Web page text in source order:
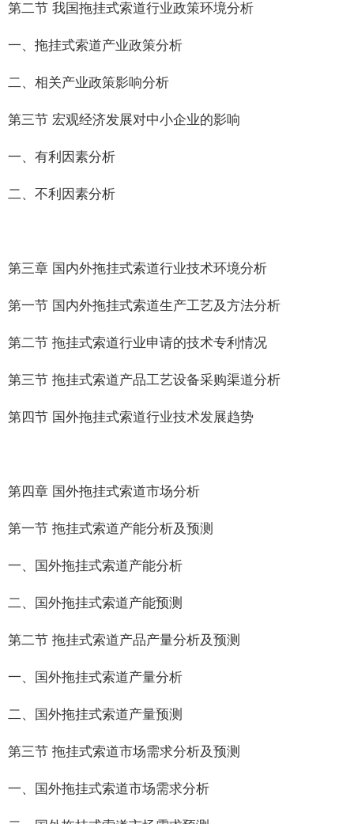
第二节 我国拖挂式索道行业政策环境分析
一、拖挂式索道产业政策分析
二、相关产业政策影响分析
第三节 宏观经济发展对中小企业的影响
一、有利因素分析
二、不利因素分析
第三章 国内外拖挂式索道行业技术环境分析
第一节 国内外拖挂式索道生产工艺及方法分析
第二节 拖挂式索道行业申请的技术专利情况
第三节 拖挂式索道产品工艺设备采购渠道分析
第四节 国外拖挂式索道行业技术发展趋势
第四章 国外拖挂式索道市场分析
第一节 拖挂式索道产能分析及预测
一、国外拖挂式索道产能分析
二、国外拖挂式索道产能预测
第二节 拖挂式索道产品产量分析及预测
一、国外拖挂式索道产量分析
二、国外拖挂式索道产量预测
第三节 拖挂式索道市场需求分析及预测
一、国外拖挂式索道市场需求分析